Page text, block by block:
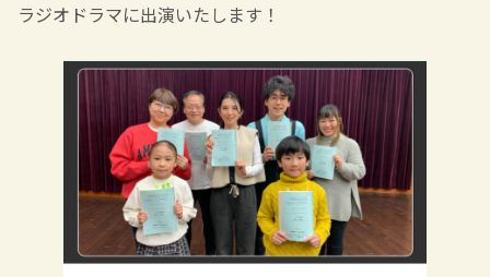
ラジオドラマに出演いたします！